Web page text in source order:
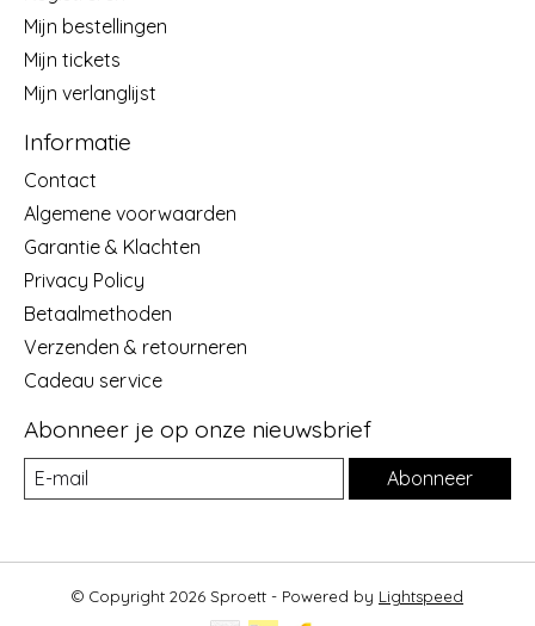
Mijn bestellingen
Mijn tickets
Mijn verlanglijst
Informatie
Contact
Algemene voorwaarden
Garantie & Klachten
Privacy Policy
Betaalmethoden
Verzenden & retourneren
Cadeau service
Abonneer je op onze nieuwsbrief
Abonneer
© Copyright 2026 Sproett - Powered by Lightspeed